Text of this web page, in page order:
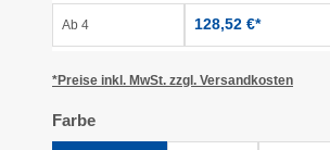
Ab 4 128,52 €*
*Preise inkl. MwSt. zzgl. Versandkosten
Farbeauswählen